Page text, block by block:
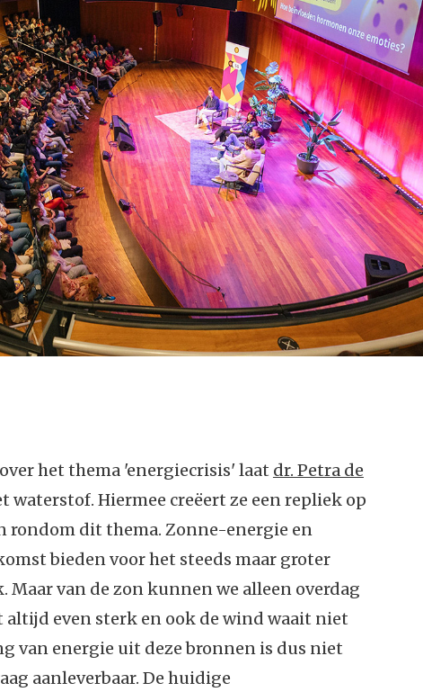
het thema 'energiecrisis' laat dr. Petra de
waterstof. Hiermee creëert ze een repliek op
rondom dit thema. Zonne-energie en
bieden voor het steeds maar groter
Maar van de zon kunnen we alleen overdag
even sterk en ook de wind waait niet
van energie uit deze bronnen is dus niet
aanleverbaar. De huidige